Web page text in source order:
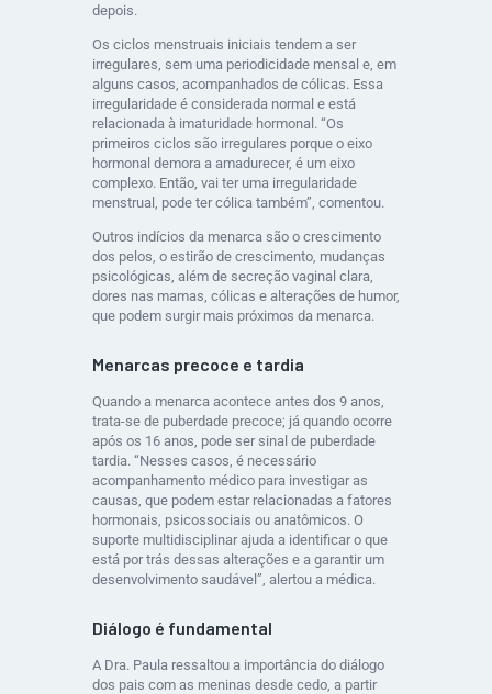
depois.
Os ciclos menstruais iniciais tendem a ser
irregulares, sem uma periodicidade mensal e, em
alguns casos, acompanhados de cólicas. Essa
irregularidade é considerada normal e está
relacionada à imaturidade hormonal. “Os
primeiros ciclos são irregulares porque o eixo
hormonal demora a amadurecer, é um eixo
complexo. Então, vai ter uma irregularidade
menstrual, pode ter cólica também”, comentou.
Outros indícios da menarca são o crescimento
dos pelos, o estirão de crescimento, mudanças
psicológicas, além de secreção vaginal clara,
dores nas mamas, cólicas e alterações de humor,
que podem surgir mais próximos da menarca.
Menarcas precoce e tardia
Quando a menarca acontece antes dos 9 anos,
trata-se de puberdade precoce; já quando ocorre
após os 16 anos, pode ser sinal de puberdade
tardia. “Nesses casos, é necessário
acompanhamento médico para investigar as
causas, que podem estar relacionadas a fatores
hormonais, psicossociais ou anatômicos. O
suporte multidisciplinar ajuda a identificar o que
está por trás dessas alterações e a garantir um
desenvolvimento saudável”, alertou a médica.
Diálogo é fundamental
A Dra. Paula ressaltou a importância do diálogo
dos pais com as meninas desde cedo, a partir